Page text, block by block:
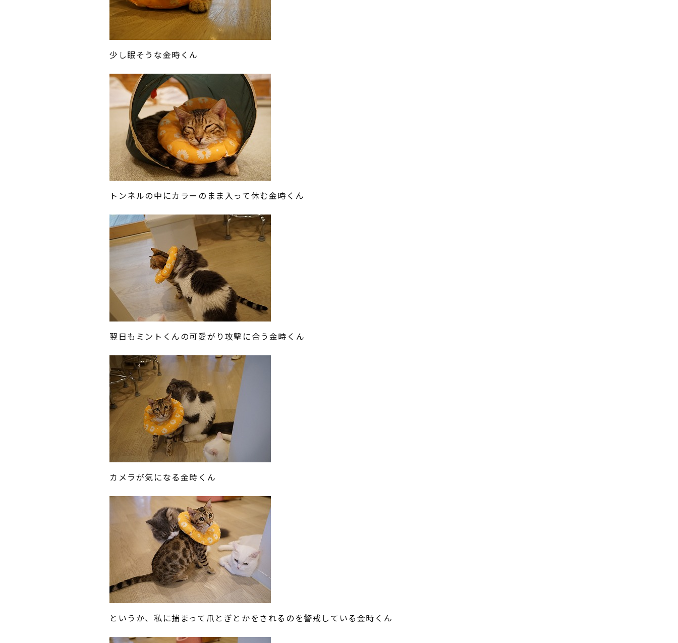
少し眠そうな金時くん
トンネルの中にカラーのまま入って休む金時くん
翌日もミントくんの可愛がり攻撃に合う金時くん
カメラが気になる金時くん
というか、私に捕まって爪とぎとかをされるのを警戒している金時くん